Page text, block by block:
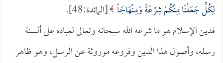
لِكُلٍّ جَعَلْنَا مِنْكُمْ شِرْعَةً وَمِنْهَاجَاً [المائدة:48].
فدين الإسلام هو ما شرعه الله سبحانه وتعالى لعباده على ألسنة
رسله، وأصول هذا الدين وفروعه موروثة عن الرسل، وهو ظاهر